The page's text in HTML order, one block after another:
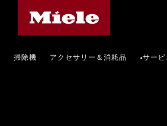
掃除機 アクセサリー＆消耗品 •サービ